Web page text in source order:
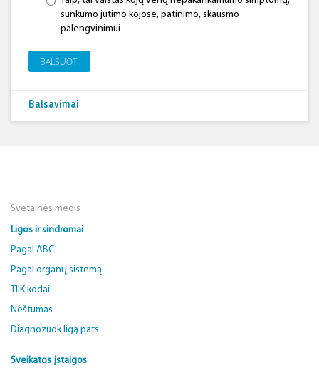
sunkumo jutimo kojose, patinimo, skausmo
palengvinimui
BALSUOTI
Balsavimai
Svetainės medis
Ligos ir sindromai
Pagal ABC
Pagal organų sistemą
TLK kodai
Nėštumas
Diagnozuok ligą pats
Sveikatos įstaigos